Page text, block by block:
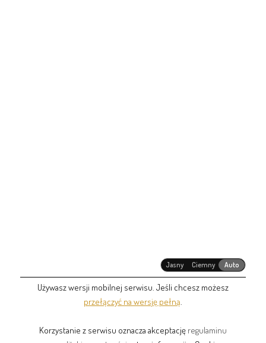
Jasny Ciemny Auto
Używasz wersji mobilnej serwisu. Jeśli chcesz możesz
przełączyć na wersję pełną
Korzystanie z serwisu oznacza akceptację regulaminu